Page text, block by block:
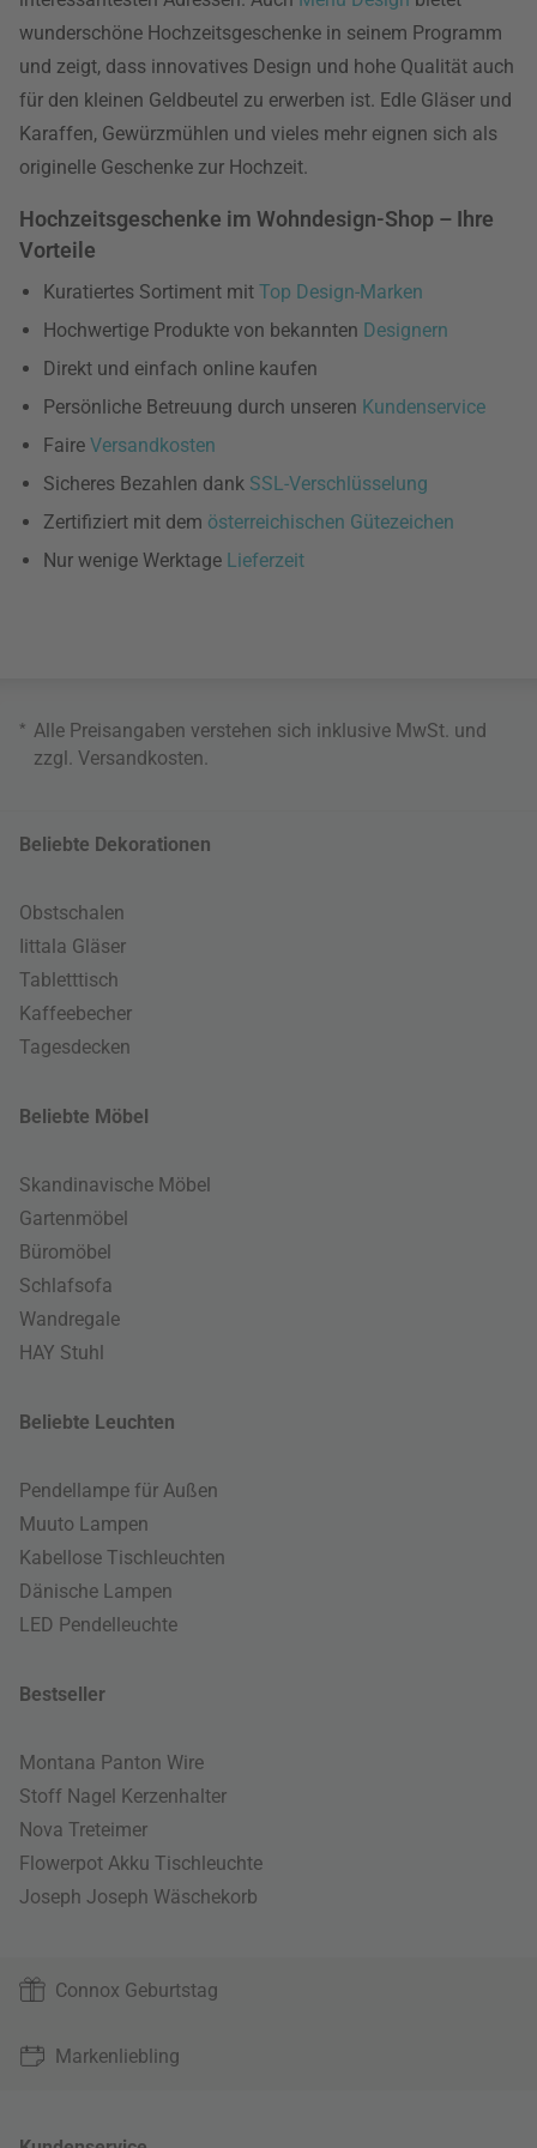
wunderschöne Hochzeitsgeschenke in seinem Programm
und zeigt, dass innovatives Design und hohe Qualität auch
für den kleinen Geldbeutel zu erwerben ist. Edle Gläser und
Karaffen, Gewürzmühlen und vieles mehr eignen sich als
originelle Geschenke zur Hochzeit.
Hochzeitsgeschenke im Wohndesign-Shop – Ihre
Vorteile
Kuratiertes Sortiment mit Top Design-Marken
Hochwertige Produkte von bekannten Designern
Direkt und einfach online kaufen
Persönliche Betreuung durch unseren Kundenservice
Faire Versandkosten
Sicheres Bezahlen dank SSL-Verschlüsselung
Zertifiziert mit dem österreichischen Gütezeichen
Nur wenige Werktage Lieferzeit
* Alle Preisangaben verstehen sich inklusive MwSt. und
zzgl. Versandkosten.
Beliebte Dekorationen
Obstschalen
Iittala Gläser
Tabletttisch
Kaffeebecher
Tagesdecken
Beliebte Möbel
Skandinavische Möbel
Gartenmöbel
Büromöbel
Schlafsofa
Wandregale
HAY Stuhl
Beliebte Leuchten
Pendellampe für Außen
Muuto Lampen
Kabellose Tischleuchten
Dänische Lampen
LED Pendelleuchte
Bestseller
Montana Panton Wire
Stoff Nagel Kerzenhalter
Nova Treteimer
Flowerpot Akku Tischleuchte
Joseph Joseph Wäschekorb
Connox Geburtstag
Markenliebling